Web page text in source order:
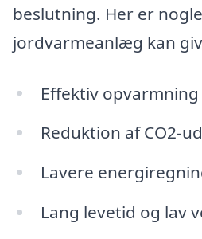
beslutning. Her er
jordvarmeanlæg kan
Effektiv
Reduktion af CO2-
Lavere
Lang levetid og lav